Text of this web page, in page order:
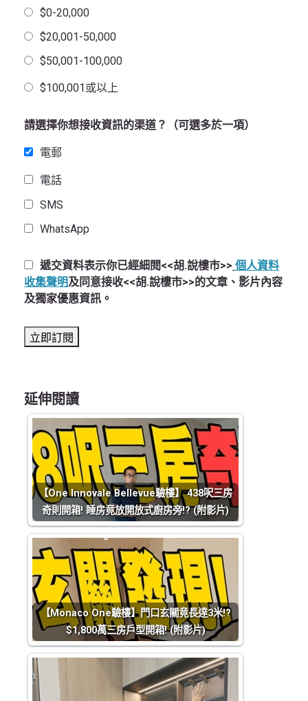
$0-20,000
$20,001-50,000
$50,001-100,000
$100,001或以上
請選擇你想接收資訊的渠道？（可選多於一項）
電郵
電話
SMS
WhatsApp
遞交資料表示你已經細閱<<胡.說樓市>> 個人資料
收集聲明及同意接收<<胡.說樓市>>的文章、影片內容
及獨家優惠資訊。
延伸閱讀
【One Innovale Bellevue驗樓】 438呎三房
奇則開箱! 睡房竟放開放式廚房旁!? (附影片)
【Monaco One驗樓】門口玄關竟長達3米!?
$1,800萬三房戶型開箱! (附影片)